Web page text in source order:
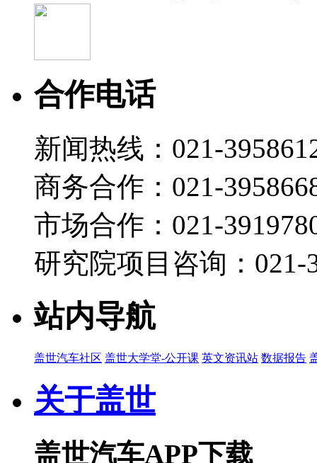
合作电话
新闻热线：021-
商务合作：021-
市场合作：021-
研究院项目咨询：021-
站内导航
盖世汽车社区 盖世大学堂-公开课 英文资讯站 数据报告
关于盖世
盖世汽车APP下载